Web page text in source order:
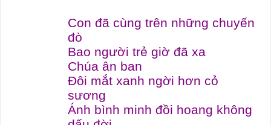
Con đã cùng trên những chuyến
đò
Bao người trẻ giờ đã xa
Chúa ân ban
Đôi mắt xanh ngời hơn cỏ
sương
Ánh bình minh đồi hoang không